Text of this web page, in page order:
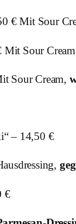
€ Mit Sour
Sour
Sour Cream,
– 14,50 €
€